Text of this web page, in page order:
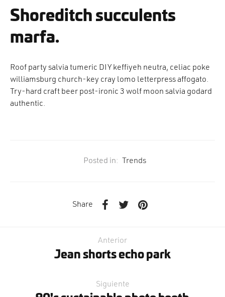
Shoreditch succulents
marfa.
Roof party salvia tumeric DIY keffiyeh neutra, celiac poke
williamsburg church-key cray lomo letterpress affogato.
Try-hard craft beer post-ironic 3 wolf moon salvia godard
authentic.
Posted in: Trends
Share
Anterior
Jean shorts echo park
Siguiente